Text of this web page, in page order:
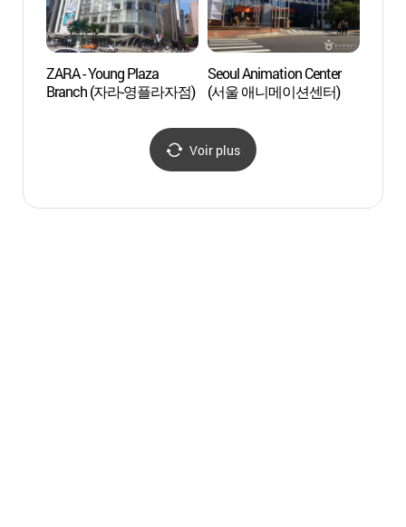
ZARA - Young Plaza
Branch (자라-영플라자점)
Seoul Animation Center
(서울 애니메이션센터)
Voir plus